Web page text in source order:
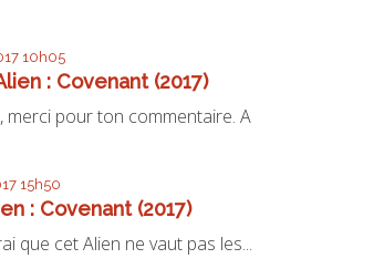
10h05
: Covenant (2017)
merci pour ton commentaire. A
15h50
: Covenant (2017)
que cet Alien ne vaut pas les...